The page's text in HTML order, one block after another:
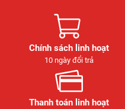
Chính sách linh hoạt
10 ngày đổi trả
Thanh toán linh hoạt